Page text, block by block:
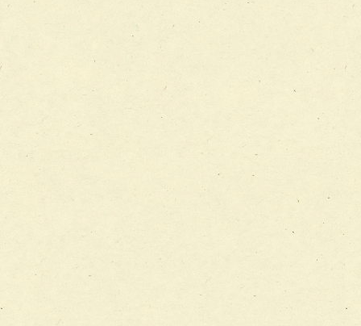
チーム12【こどもの食育支援チーム】